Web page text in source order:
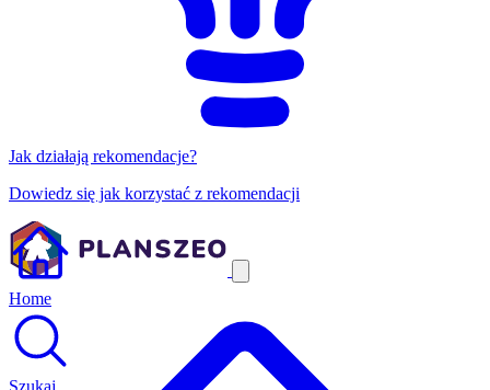
Jak działają rekomendacje?
Dowiedz się jak korzystać z rekomendacji
Home
Szukaj